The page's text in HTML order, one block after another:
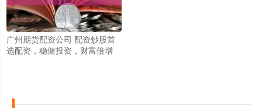
广州期货配资公司 配资炒股首
选配资，稳健投资，财富倍增